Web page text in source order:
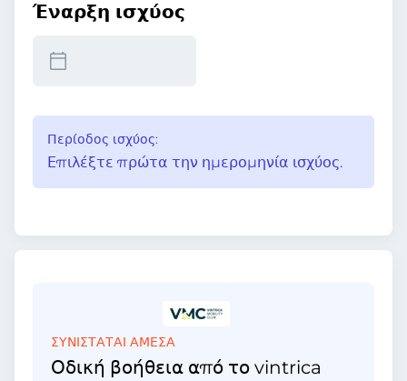
Έναρξη ισχύος
Περίοδος ισχύος:
Επιλέξτε πρώτα την ημερομηνία ισχύος.
ΣΥΝΙΣΤΑΤΑΙ ΑΜΕΣΑ
Οδική βοήθεια από το vintrica